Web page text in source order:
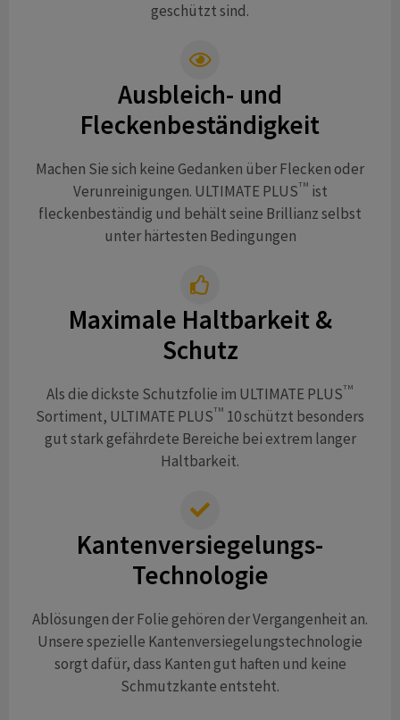
geschützt sind.
Ausbleich- und
Fleckenbeständigkeit
Machen Sie sich keine Gedanken über Flecken oder
Verunreinigungen. ULTIMATE PLUSTM ist
fleckenbeständig und behält seine Brillianz selbst
unter härtesten Bedingungen
Maximale Haltbarkeit &
Schutz
Als die dickste Schutzfolie im ULTIMATE PLUSTM
Sortiment, ULTIMATE PLUSTM 10 schützt besonders
gut stark gefährdete Bereiche bei extrem langer
Haltbarkeit.
Kantenversiegelungs-
Technologie
Ablösungen der Folie gehören der Vergangenheit an.
Unsere spezielle Kantenversiegelungstechnologie
sorgt dafür, dass Kanten gut haften und keine
Schmutzkante entsteht.